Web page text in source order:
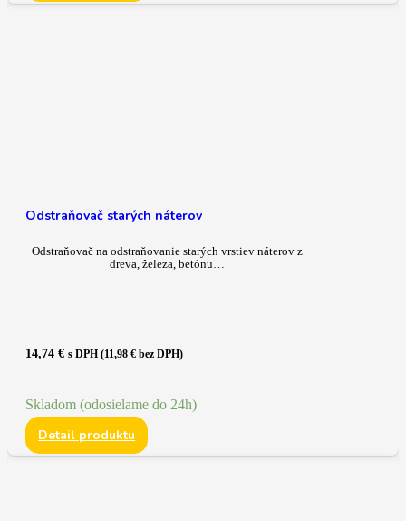
Odstraňovač starých náterov
Odstraňovač na odstraňovanie starých vrstiev náterov z
dreva, železa, betónu…
14,74€ s DPH (11,98€ bez DPH)
Skladom (odosielame do 24h)
Detail produktu